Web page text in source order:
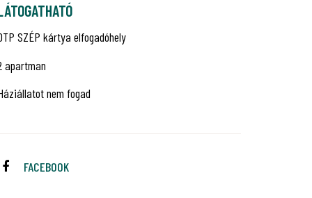
SZÉP kártya elfogadóhely
apartman
nem fogad
FACEBOOK